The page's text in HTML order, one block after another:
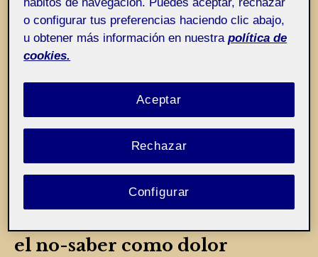
Mutilación Genital Femenina:
el no-saber como dolor
o configurar tus preferencias haciendo clic abajo,
u obtener más información en nuestra política de
cookies.
Rechazar
Aceptar
Configurar